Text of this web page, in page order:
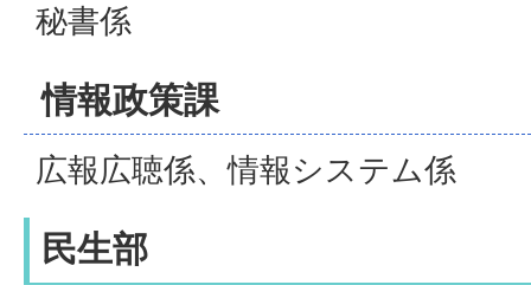
秘書係
情報政策課
広報広聴係、情報システム係
民生部